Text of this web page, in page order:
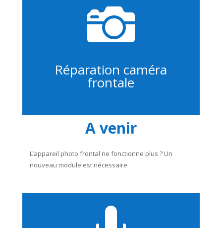

Réparation caméra
frontale
A venir
L’appareil photo frontal ne fonctionne plus ? Un
nouveau module est nécessaire.